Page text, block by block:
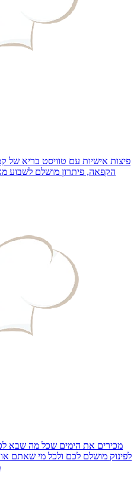
פיצות אישיות עם טוויסט בריא של
הקפאה, פיתרון מושלם לשבוע
מכירים את הימים שכל מה שבא
לפינוק מושלם לכם ולכל מי שאתם